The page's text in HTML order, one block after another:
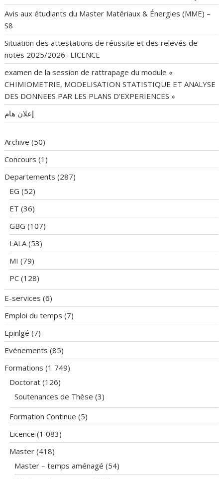
Avis aux étudiants du Master Matériaux & Énergies (MME) –
S8
Situation des attestations de réussite et des relevés de
notes 2025/2026- LICENCE
examen de la session de rattrapage du module «
CHIMIOMETRIE, MODELISATION STATISTIQUE ET ANALYSE
DES DONNEES PAR LES PLANS D’EXPERIENCES »
إعلان هام
Archive (50)
Concours (1)
Departements (287)
EG (52)
ET (36)
GBG (107)
LALA(53)
MI (79)
PC (128)
E-services (6)
Emploi du temps (7)
Epinlgé (7)
Evénements (85)
Formations (1 749)
Doctorat (126)
Soutenances de Thèse (3)
Formation Continue (5)
Licence (1 083)
Master (418)
Master – temps aménagé (54)